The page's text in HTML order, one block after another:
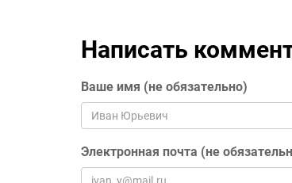
Написать
Ваше имя (не обязательно)
Электронная почта (не